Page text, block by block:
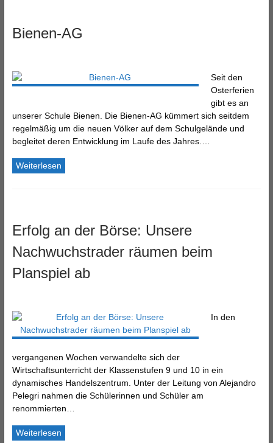
Bienen-AG
Seit den
Osterferien
gibt es an
unserer Schule Bienen. Die Bienen-AG kümmert sich seitdem
regelmäßig um die neuen Völker auf dem Schulgelände und
begleitet deren Entwicklung im Laufe des Jahres.…
Weiterlesen
Erfolg an der Börse: Unsere
Nachwuchstrader räumen beim
Planspiel ab
In den
vergangenen Wochen verwandelte sich der
Wirtschaftsunterricht der Klassenstufen 9 und 10 in ein
dynamisches Handelszentrum. Unter der Leitung von Alejandro
Pelegri nahmen die Schülerinnen und Schüler am
renommierten…
Weiterlesen